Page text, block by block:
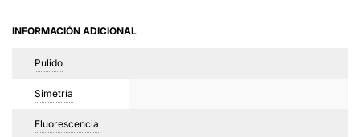
INFORMACIÓN ADICIONAL
Pulido
Simetría
Fluorescencia